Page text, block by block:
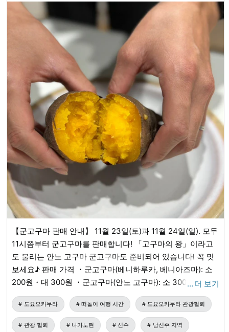
【군고구마 판매 안내】 11월 23일(토)과 11월 24일(일). 모두
11시쯤부터 군고구마를 판매합니다! 「고구마의 왕」이라고
도 불리는 안노 고구마 군고구마도 준비되어 있습니다! 꼭 맛
보세요♪ 판매 가격 ・군고구마(베니하루카, 베니아즈마): 소
200원・대 300원 ・군고구마(안노 고구마): 소 300원・대
400원 ・군감자: 200원 ※2개 구매 시마다, 계산대에서 50원
할인해 드립니다.
… 더 보기
도요오카무라 떠돌이 여행 시간 도요오카무라 관광협회
관광 협회 나가노현 신슈 남신주 지역